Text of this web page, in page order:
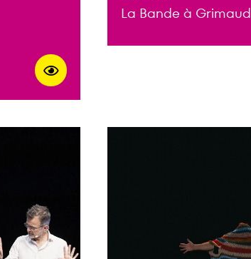
La Bande à Grimaud